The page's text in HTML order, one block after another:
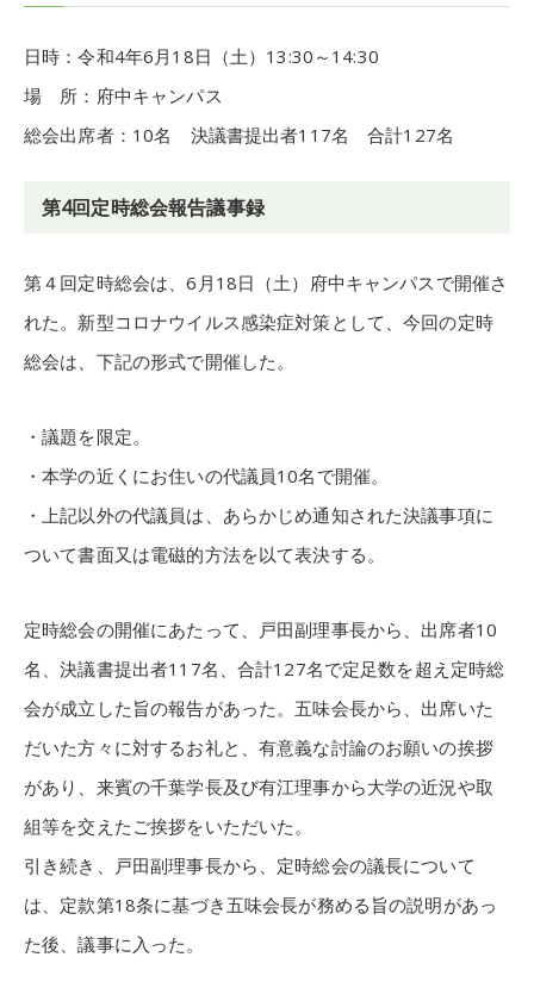
日時：令和4年6月18日（土）13:30～14:30
場 所：府中キャンパス
総会出席者：10名 決議書提出者117名 合計127名
第4回定時総会報告議事録
第４回定時総会は、6月18日（土）府中キャンパスで開催さ
れた。新型コロナウイルス感染症対策として、今回の定時
総会は、下記の形式で開催した。
・議題を限定。
・本学の近くにお住いの代議員10名で開催。
・上記以外の代議員は、あらかじめ通知された決議事項に
ついて書面又は電磁的方法を以て表決する。
定時総会の開催にあたって、戸田副理事長から、出席者10
名、決議書提出者117名、合計127名で定足数を超え定時総
会が成立した旨の報告があった。五味会長から、出席いた
だいた方々に対するお礼と、有意義な討論のお願いの挨拶
があり、来賓の千葉学長及び有江理事から大学の近況や取
組等を交えたご挨拶をいただいた。
引き続き、戸田副理事長から、定時総会の議長について
は、定款第18条に基づき五味会長が務める旨の説明があっ
た後、議事に入った。